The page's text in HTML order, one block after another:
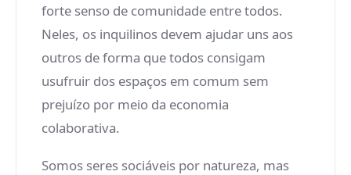
forte senso de comunidade entre todos.
Neles, os inquilinos devem ajudar uns aos
outros de forma que todos consigam
usufruir dos espaços em comum sem
prejuízo por meio da economia
colaborativa.
Somos seres sociáveis por natureza, mas